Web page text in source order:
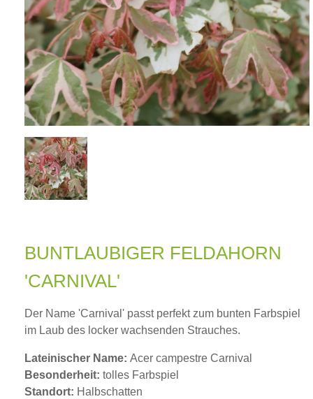
BUNTLAUBIGER FELDAHORN
'CARNIVAL'
Der Name 'Carnival' passt perfekt zum bunten Farbspiel
im Laub des locker wachsenden Strauches.
Lateinischer Name: Acer campestre Carnival
Besonderheit: tolles Farbspiel
Standort: Halbschatten